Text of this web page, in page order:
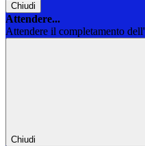
Chiudi
Attendere...
Attendere il completamento
Chiudi